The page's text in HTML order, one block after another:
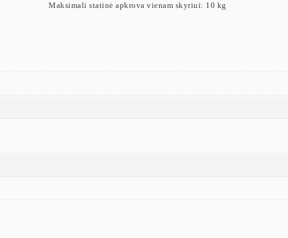
Maksimali statinė apkrova vienam skyriui: 10 kg